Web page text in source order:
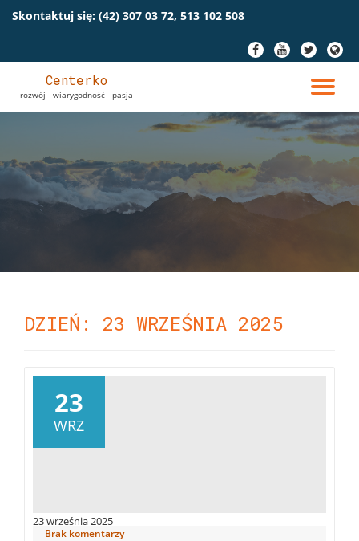
Skontaktuj się: (42) 307 03 72, 513 102 508
fa-
facebook
fa-
youtube
fa-
twitter
fa-
globe
Centerko
rozwój - wiarygodność - pasja
DZIEŃ: 23 WRZEŚNIA 2025
23 września 2025
23
WRZ
Brak komentarzy